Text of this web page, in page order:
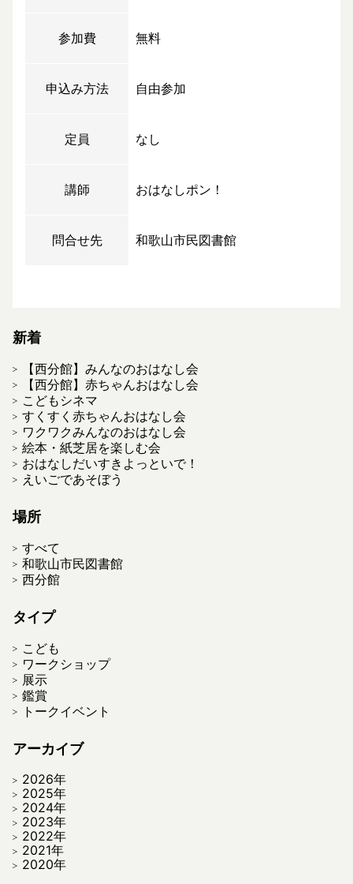
参加費 無料
申込み方法 自由参加
定員 なし
講師 おはなしポン！
問合せ先 和歌山市民図書館
新着
【西分館】みんなのおはなし会
【西分館】赤ちゃんおはなし会
こどもシネマ
すくすく赤ちゃんおはなし会
ワクワクみんなのおはなし会
絵本・紙芝居を楽しむ会
おはなしだいすきよっといで！
えいごであそぼう
場所
すべて
和歌山市民図書館
西分館
タイプ
こども
ワークショップ
展示
鑑賞
トークイベント
アーカイブ
2026年
2025年
2024年
2023年
2022年
2021年
2020年